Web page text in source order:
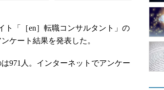
Insider.NET
「［en］転職コンサルタント」の
ケート結果を発表した。
971人。インターネットでアンケー